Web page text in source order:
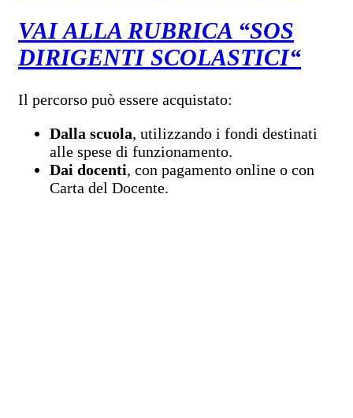
VAI ALLA RUBRICA “SOS
DIRIGENTI SCOLASTICI“
Il percorso può essere acquistato:
Dalla scuola, utilizzando i fondi destinati
alle spese di funzionamento.
Dai docenti, con pagamento online o con
Carta del Docente.